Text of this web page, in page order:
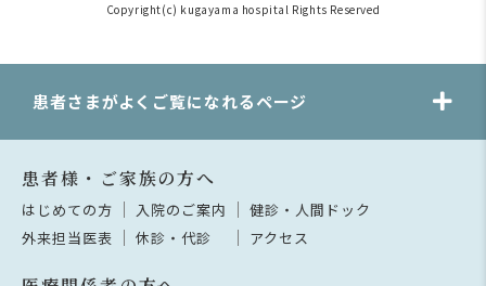
Copyright(c) kugayama hospital Rights Reserved
患者さまがよくご覧になれるページ
患者様・ご家族の方へ
はじめての方 入院のご案内
健診・人間ドック
外来担当医表
休診・代診 アクセス